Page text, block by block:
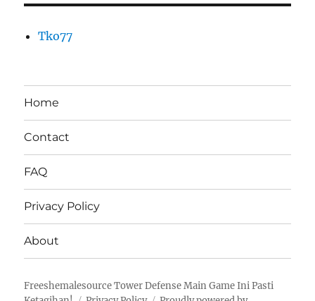
Tko77
Home
Contact
FAQ
Privacy Policy
About
Freeshemalesource Tower Defense Main Game Ini Pasti